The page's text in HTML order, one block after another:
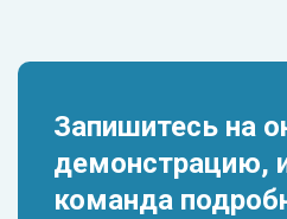
Записаться на демонстрацию
Запишитесь на
демонстрацию,
команда